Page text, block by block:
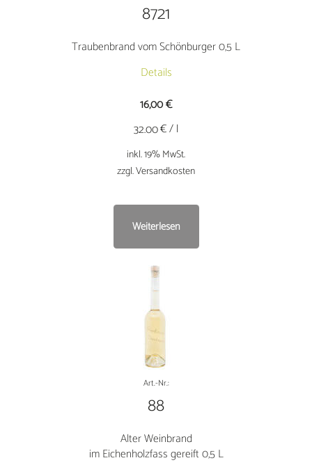
8721
Traubenbrand vom Schönburger 0,5 L
Details
16,00€
32.00€ / l
inkl. 19% MwSt.
zzgl. Versandkosten
Weiterlesen
Art.-Nr.:
88
Alter Weinbrand
im Eichenholzfass gereift 0,5 L